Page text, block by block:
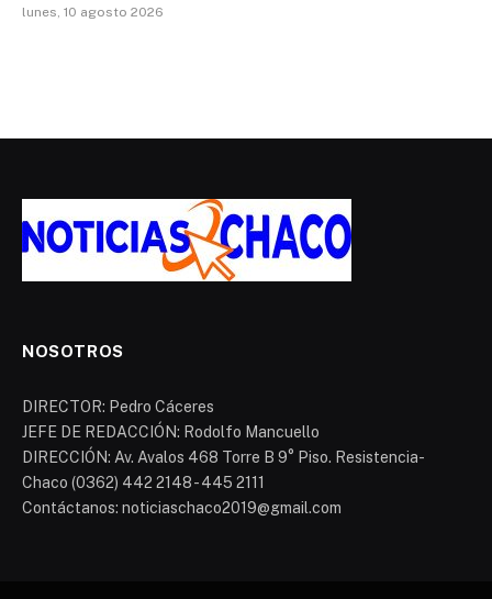
lunes, 10 agosto 2026
NOSOTROS
DIRECTOR: Pedro Cáceres
JEFE DE REDACCIÓN: Rodolfo Mancuello
DIRECCIÓN: Av. Avalos 468 Torre B 9° Piso. Resistencia-
Chaco (0362) 442 2148 - 445 2111
Contáctanos: noticiaschaco2019@gmail.com